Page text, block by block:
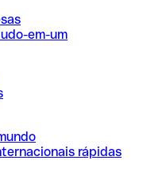
em-um
rápidas